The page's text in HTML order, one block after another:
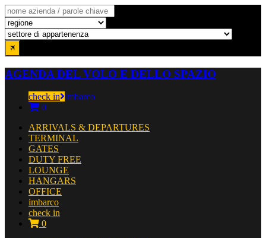
AGENDA DEL VOLO E DELLO SPAZIO
check in imbarco
0
ARRIVALS & DEPARTURES
TERMINAL
GATES
DUTY FREE
LOUNGE
HANGARS
OFFICE
imbarco
check in
0